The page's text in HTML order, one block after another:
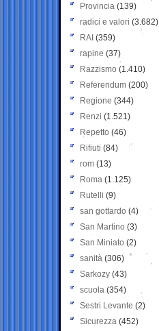
Provincia (139)
radici e valori (3.682)
RAI (359)
rapine (37)
Razzismo (1.410)
Referendum (200)
Regione (344)
Renzi (1.521)
Repetto (46)
Rifiuti (84)
rom (13)
Roma (1.125)
Rutelli (9)
san gottardo (4)
San Martino (3)
San Miniato (2)
sanità (306)
Sarkozy (43)
scuola (354)
Sestri Levante (2)
Sicurezza (452)